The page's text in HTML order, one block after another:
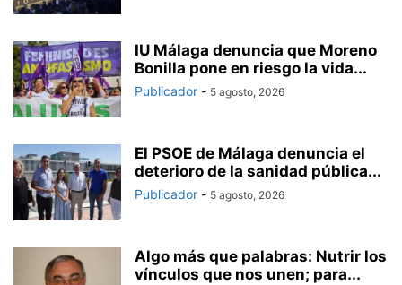
IU Málaga denuncia que Moreno
Bonilla pone en riesgo la vida...
Publicador - 5 agosto, 2026
El PSOE de Málaga denuncia el
deterioro de la sanidad pública...
Publicador - 5 agosto, 2026
Algo más que palabras: Nutrir los
vínculos que nos unen; para...